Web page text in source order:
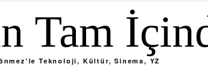
Tam
Teknoloji, Kültür, Sinema, YZ